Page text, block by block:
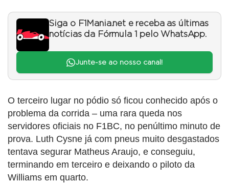
Siga o F1Mania.net e receba as últimas
notícias da Fórmula 1 pelo WhatsApp.
Junte-se ao nosso canal!
O terceiro lugar no pódio só ficou conhecido após o
problema da corrida – uma rara queda nos
servidores oficiais no F1BC, no penúltimo minuto de
prova. Luth Cysne já com pneus muito desgastados
tentava segurar Matheus Araujo, e conseguiu,
terminando em terceiro e deixando o piloto da
Williams em quarto.